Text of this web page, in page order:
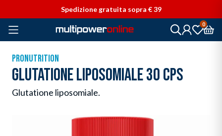
Spedizione gratuita sopra € 39
0
PRONUTRITION
GLUTATIONE LIPOSOMIALE 30 CPS
Glutatione liposomiale.